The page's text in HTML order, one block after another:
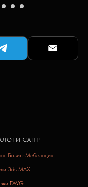
САПР
Базис-Мебельщик
3ds MAX
DWG